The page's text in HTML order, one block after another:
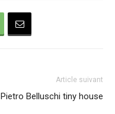
Article suivant
Pietro Belluschi tiny house